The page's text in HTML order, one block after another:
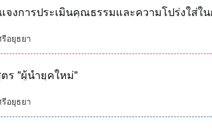
อยุธยา
ร "ผู้นำยุคใหม่"
อยุธยา